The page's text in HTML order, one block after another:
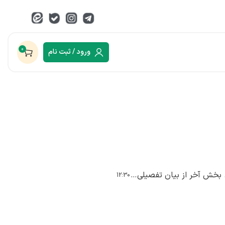
ورود / ثبت نام 0
مکتب بهشتی. جلسه 102. بخش آخر از بیان تفصیلی مواضع حزب جمهوری اسلامی12:30